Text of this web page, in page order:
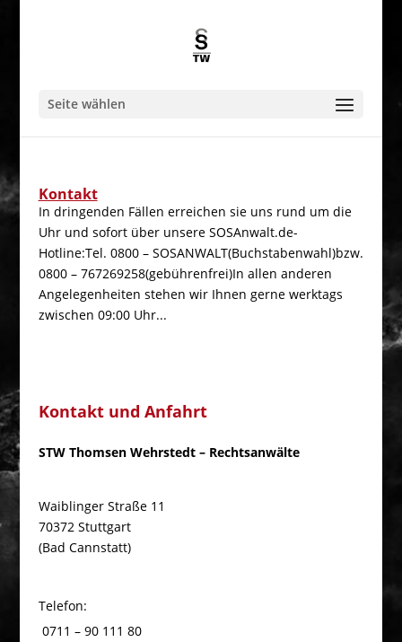
Seite wählen
Kontakt
In dringenden Fällen erreichen sie uns rund um die
Uhr und sofort über unsere SOSAnwalt.de-
Hotline:Tel. 0800 – SOSANWALT(Buchstabenwahl)bzw.
0800 – 767269258(gebührenfrei)In allen anderen
Angelegenheiten stehen wir Ihnen gerne werktags
zwischen 09:00 Uhr...
Kontakt und Anfahrt
STW Thomsen Wehrstedt – Rechtsanwälte
Waiblinger Straße 11
70372 Stuttgart
(Bad Cannstatt)
Telefon:
0711 – 90 111 80